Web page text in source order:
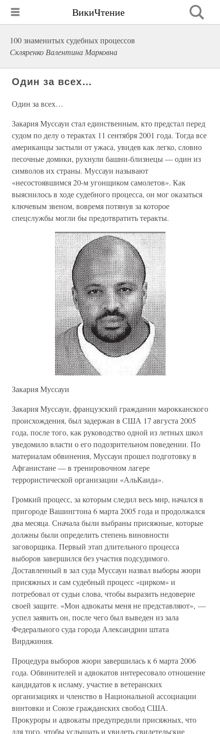
ВикиЧтение
100 знаменитых судебных процессов
Скляренко Валентина Марковна
Один за всех…
Один за всех…
Закария Муссауи стал единственным, кто предстал перед
судом по делу о терактах 11 сентября 2001 года. Тогда все
американцы застыли от ужаса, увидев как легко, словно
песочные домики, рухнули башни-близнецы — один из
символов их страны. Муссауи называют
«несостоявшимся 20-м угонщиком самолетов». Как
выяснилось в ходе судебного процесса, он мог оказаться
ключевым звеном, вовремя потянув за которое
спецслужбы могли бы предотвратить теракты.
Закария Муссауи
Закария Муссауи, французский гражданин марокканского
происхождения, был задержан в США 17 августа 2005
года, после того, как руководство одной из летных школ
уведомило власти о его подозрительном поведении. По
материалам обвинения, Муссауи прошел подготовку в
Афганистане — в тренировочном лагере
террористической организации «АльКаида».
Громкий процесс, за которым следил весь мир, начался в
пригороде Вашингтона 6 марта 2005 года и продолжался
два месяца. Сначала были выбраны присяжные, которые
должны были определить степень виновности
заговорщика. Первый этап длительного процесса
выборов завершился без участия подсудимого.
Доставленный в зал суда Муссауи назвал выборы жюри
присяжных и сам судебный процесс «цирком» и
потребовал от судьи слова, чтобы выразить недоверие
своей защите. «Мои адвокаты меня не представляют», —
успел заявить он, после чего был выведен из зала
Федерального суда города Александрии штата
Вирджиния.
Процедура выборов жюри завершилась к 6 марта 2006
года. Обвинителей и адвокатов интересовало отношение
кандидатов к исламу, участие в ветеранских
организациях и членство в Национальной ассоциации
винтовки и Союзе гражданских свобод США.
Прокуроры и адвокаты предупредили присяжных, что
для того, чтобы услышать и увидеть свидетельские